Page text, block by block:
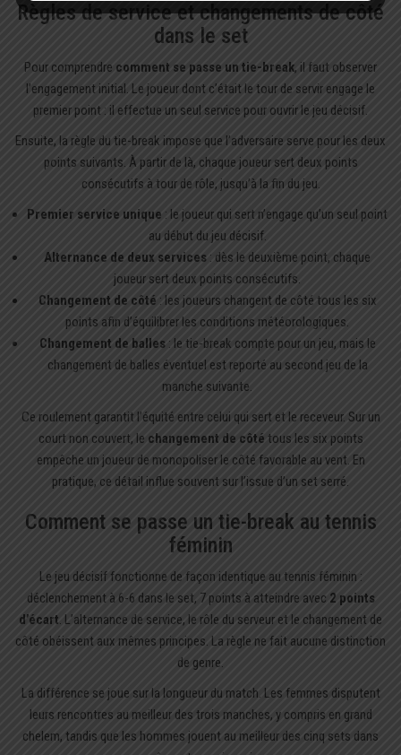
Règles de service et changements de côté
dans le set
Pour comprendre comment se passe un tie-break, il faut observer
l’engagement initial. Le joueur dont c’était le tour de servir engage le
premier point : il effectue un seul service pour ouvrir le jeu décisif.
Ensuite, la règle du tie-break impose que l’adversaire serve pour les deux
points suivants. À partir de là, chaque joueur sert deux points
consécutifs à tour de rôle, jusqu’à la fin du jeu.
Premier service unique : le joueur qui sert n’engage qu’un seul point
au début du jeu décisif.
Alternance de deux services : dès le deuxième point, chaque
joueur sert deux points consécutifs.
Changement de côté : les joueurs changent de côté tous les six
points afin d’équilibrer les conditions météorologiques.
Changement de balles: le tie-break compte pour un jeu, mais le
changement de balles éventuel est reporté au second jeu de la
manche suivante.
Ce roulement garantit l’équité entre celui qui sert et le receveur. Sur un
court non couvert, le changement de côté tous les six points
empêche un joueur de monopoliser le côté favorable au vent. En
pratique, ce détail influe souvent sur l’issue d’un set serré.
Comment se passe un tie-break au tennis
féminin
Le jeu décisif fonctionne de façon identique au tennis féminin :
déclenchement à 6-6 dans le set, 7 points à atteindre avec 2 points
d’écart. L’alternance de service, le rôle du serveur et le changement de
côté obéissent aux mêmes principes. La règle ne fait aucune distinction
de genre.
La différence se joue sur la longueur du match. Les femmes disputent
leurs rencontres au meilleur des trois manches, y compris en grand
chelem, tandis que les hommes jouent au meilleur des cinq sets dans